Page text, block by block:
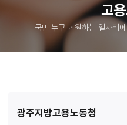
고
국민 누구나 원하는 일자리
광주지방고용노동청